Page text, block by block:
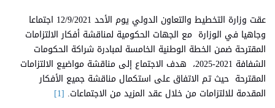
عقت وزارة التخطيط والتعاون الدولي يوم الأحد 12/9/2021 اجتماعا
وجاهيا في الوزارة مع الجهات الحكومية لمناقشة أفكار الالتزامات
المقترحة ضمن الخطة الوطنية الخامسة لمبادرة شراكة الحكومات
الشفافة 2021-2025، هدف الاجتماع إلى مناقشة مواضيع الالتزامات
المقترحة حيث تم الاتفاق على استكمال مناقشة جميع الأفكار
المقدمة للالتزامات من خلال عقد المزيد من الاجتماعات. [1]